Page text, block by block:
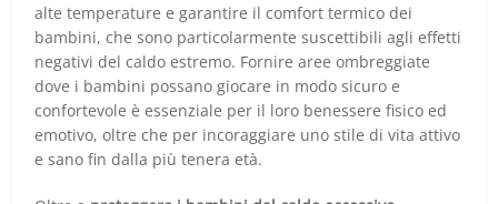
alte temperature e garantire il comfort termico dei
bambini, che sono particolarmente suscettibili agli effetti
negativi del caldo estremo. Fornire aree ombreggiate
dove i bambini possano giocare in modo sicuro e
confortevole è essenziale per il loro benessere fisico ed
emotivo, oltre che per incoraggiare uno stile di vita attivo
e sano fin dalla più tenera età.